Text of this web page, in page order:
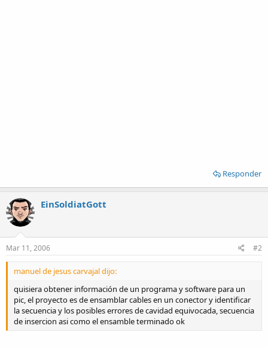
Responder
EinSoldiatGott
Mar 11, 2006 #2
manuel de jesus carvajal dijo:
quisiera obtener información de un programa y software para un
pic, el proyecto es de ensamblar cables en un conector y identificar
la secuencia y los posibles errores de cavidad equivocada, secuencia
de insercion asi como el ensamble terminado ok